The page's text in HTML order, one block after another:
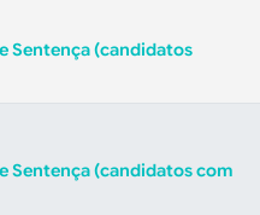
Sentença(candidatos
Sentença(candidatos com